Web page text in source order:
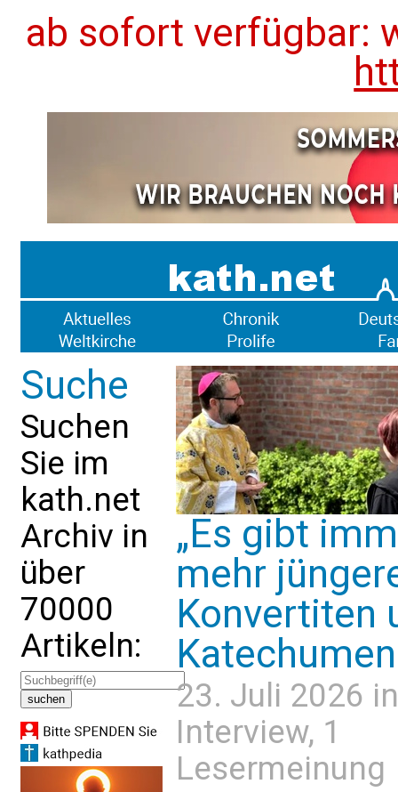
ab sofort verfügbar:
Suche
Suchen
Sie im
kath.net
Archiv in
über
70000
Artikeln:
„Es gibt
mehr
Konvertiten
23. Juli 2026 in
Interview, 1
Lesermeinung